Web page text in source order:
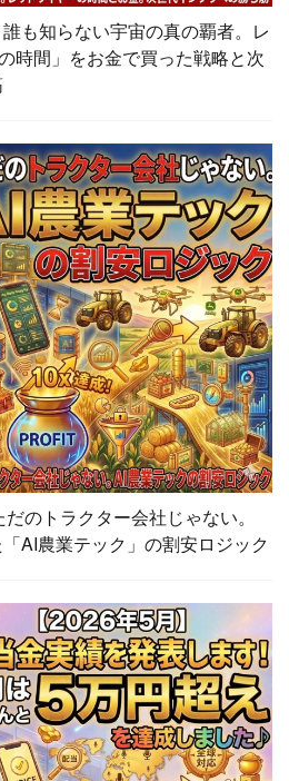
も知らない宇宙の真の覇者。レ
時間」をお金で買った戦略と次
のトラクター会社じゃない。
AI農業テック」の割安ロジック